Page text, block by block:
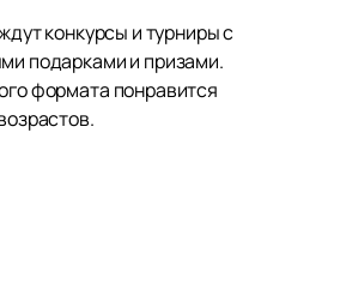
конкурсы и турниры с
подарками и призами.
формата понравится